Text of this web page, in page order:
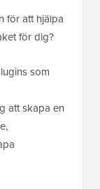
för att hjälpa
för dig?
som
att skapa en